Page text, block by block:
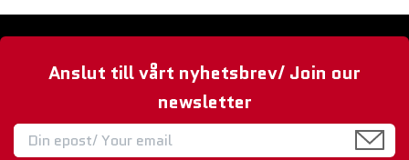
Anslut till vårt nyhetsbrev/ Join our
newsletter